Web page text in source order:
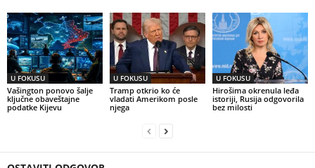
U FOKUSU
Vašington ponovo šalje
ključne obaveštajne
podatke Kijevu
U FOKUSU
Tramp otkrio ko će
vladati Amerikom posle
njega
U FOKUSU
Hirošima okrenula leđa
istoriji, Rusija odgovorila
bez milosti